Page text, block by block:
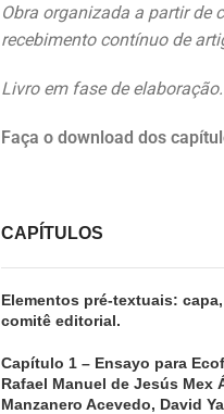
Obra organizada a partir de
recebimento contínuo de
Livro em fase de elaboração.
Faça o download dos
CAPÍTULOS
Elementos pré-textuais:
comitê editorial.
Capítulo 1 – Ensayo para
Rafael Manuel de Jesús Mex
Manzanero Acevedo, David